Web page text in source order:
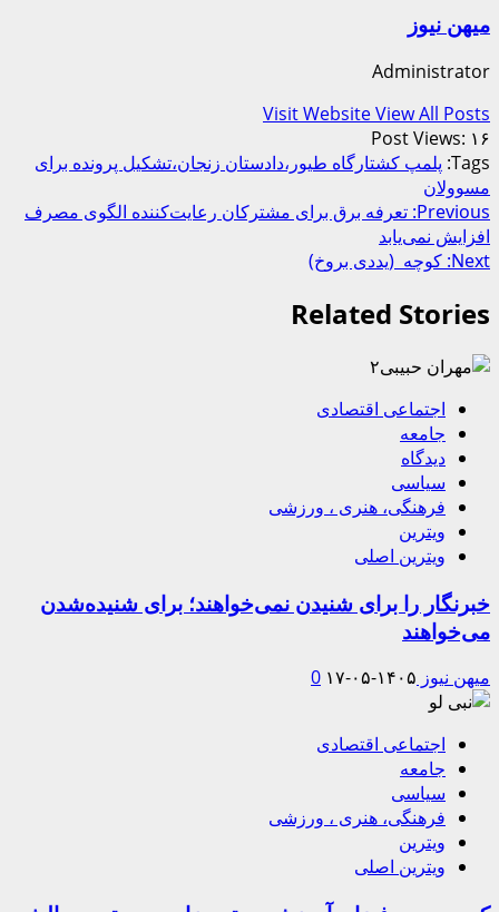
میهن نیوز
Administrator
Visit WebsiteView All Posts
Post Views: ۱۶
Tags: پلمپ کشتارگاه طیور،دادستان زنجان،تشکیل پرونده برای
مسوولان
Post
navigation
Previous: تعرفه برق برای مشترکان رعایت‌کننده الگوی مصرف
افزایش نمی‌یابد
Next: کوچه (یددی بروخ)
Related Stories
اجتماعی اقتصادی
جامعه
دیدگاه
سیاسی
فرهنگی، هنری ، ورزشی
ویترین
ویترین اصلی
خبرنگار را برای شنیدن نمی‌خواهند؛ برای شنیده‌شدن
می‌خواهند
میهن نیوز ۱۴۰۵-۰۵-۱۷ 0
اجتماعی اقتصادی
جامعه
سیاسی
فرهنگی، هنری ، ورزشی
ویترین
ویترین اصلی